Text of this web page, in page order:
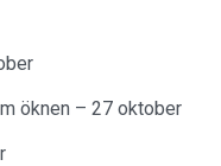
öknen – 27 oktober